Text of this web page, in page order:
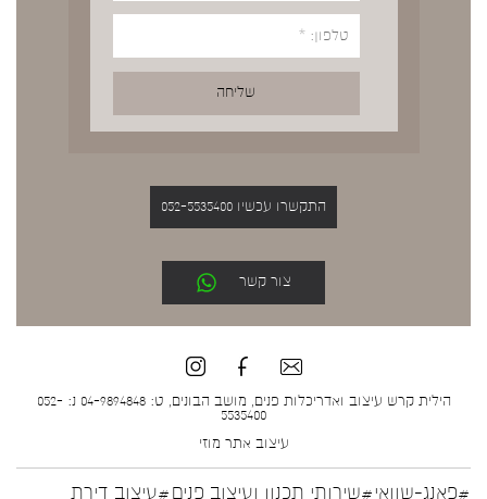
התקשרו עכשיו 052-5535400
צור קשר
הילית קרש עיצוב ואדריכלות פנים, מושב הבונים, ט: 04-9894848 נ: 052-
5535400
עיצוב אתר מוזי
#פאנג-שוואי#שירותי תכנון ועיצוב פנים#עיצוב דירת